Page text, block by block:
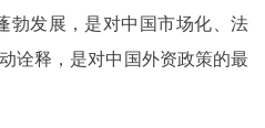
勃发展，是对中国市场化、法
诠释，是对中国外资政策的最